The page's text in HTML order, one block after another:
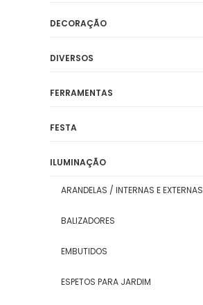
DECORAÇÃO
DIVERSOS
FERRAMENTAS
FESTA
ILUMINAÇÃO
ARANDELAS / INTERNAS E EXTERNAS
BALIZADORES
EMBUTIDOS
ESPETOS PARA JARDIM